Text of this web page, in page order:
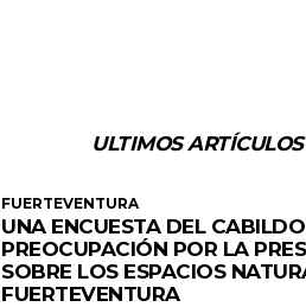
ULTIMOS ARTÍCULOS
FUERTEVENTURA
UNA ENCUESTA DEL
PREOCUPACIÓN POR LA
SOBRE LOS ESPACIOS
FUERTEVENTURA